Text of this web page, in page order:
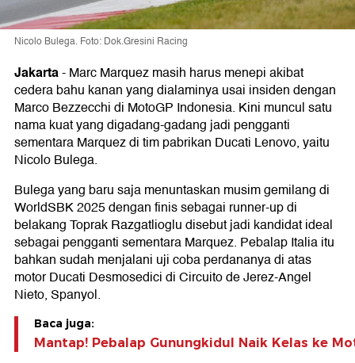
Nicolo Bulega. Foto: Dok.Gresini Racing
Jakarta-Marc Marquez masih harus menepi akibat
cedera bahu kanan yang dialaminya usai insiden dengan
Marco Bezzecchi di MotoGP Indonesia. Kini muncul satu
nama kuat yang digadang-gadang jadi pengganti
sementara Marquez di tim pabrikan Ducati Lenovo, yaitu
Nicolo Bulega.
Bulega yang baru saja menuntaskan musim gemilang di
WorldSBK 2025 dengan finis sebagai runner-up di
belakang Toprak Razgatlioglu disebut jadi kandidat ideal
sebagai pengganti sementara Marquez. Pebalap Italia itu
bahkan sudah menjalani uji coba perdananya di atas
motor Ducati Desmosedici di Circuito de Jerez-Angel
Nieto, Spanyol.
Baca juga:
Mantap! Pebalap Gunungkidul Naik Kelas ke